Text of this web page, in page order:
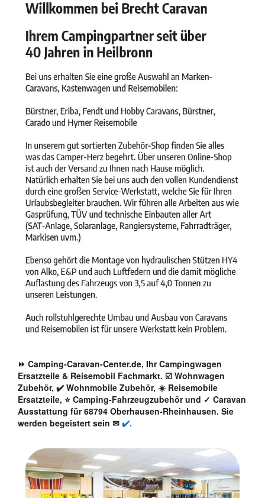
⏩ Camping-Caravan-Center.de, Ihr Campingwagen
Ersatzteile & Reisemobil Fachmarkt. ☑️ Wohnwagen
Zubehör, ✔️ Wohnmobile Zubehör, ☀️ Reisemobile
Ersatzteile, ⭐ Camping-Fahrzeugzubehör und ✓ Caravan
Ausstattung für 68794 Oberhausen-Rheinhausen. Sie
werden begeistert sein ✉ ✔️.